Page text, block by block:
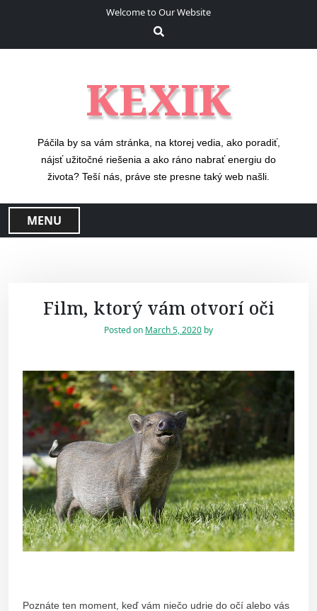
Welcome to Our Website
KEXIK
Páčila by sa vám stránka, na ktorej vedia, ako poradiť,
nájsť užitočné riešenia a ako ráno nabrať energiu do
života? Teší nás, práve ste presne taký web našli.
MENU
Film, ktorý vám otvorí oči
Posted on March 5, 2020 by
Poznáte ten moment, keď vám niečo udrie do očí alebo vás